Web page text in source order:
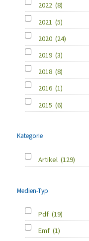
2022 (8)
2021 (5)
2020 (24)
2019 (3)
2018 (8)
2016 (1)
2015 (6)
Kategorie
Artikel (129)
Medien-Typ
Pdf (19)
Emf (1)